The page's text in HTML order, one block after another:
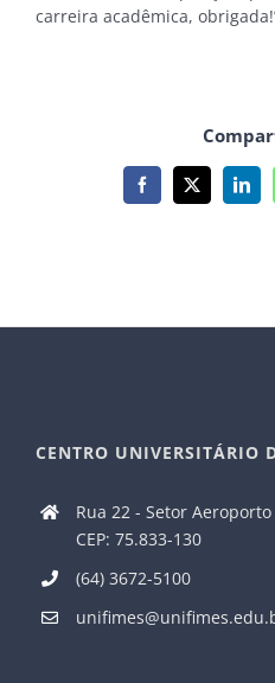
carreira acadêmica,
Facebook
X
CENTRO UNIVERSITÁRIO
Rua 22 - Setor Aeroporto
CEP: 75.833-130
(64) 3672-5100